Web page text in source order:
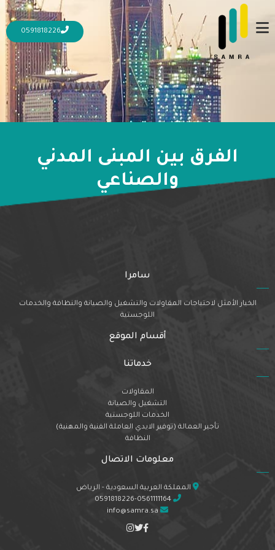
0591818226
الفرق بين المبنى المدني
والصناعي
سامرا
الخيار الأمثل لاحتياجات المقاولات والتشغيل والصيانة والنظافة والخدمات
اللوجستية
أقسام الموقع
خدماتنا
المقاولات
التشغيل والصيانة
الخدمات اللوجستية
تأجير العمالة (توفير الايدي العاملة الفنية والمهنية)
النظافة
معلومات الاتصال
المملكة العربية السعودية - الرياض
0591818226-0561111164
info@samra.sa